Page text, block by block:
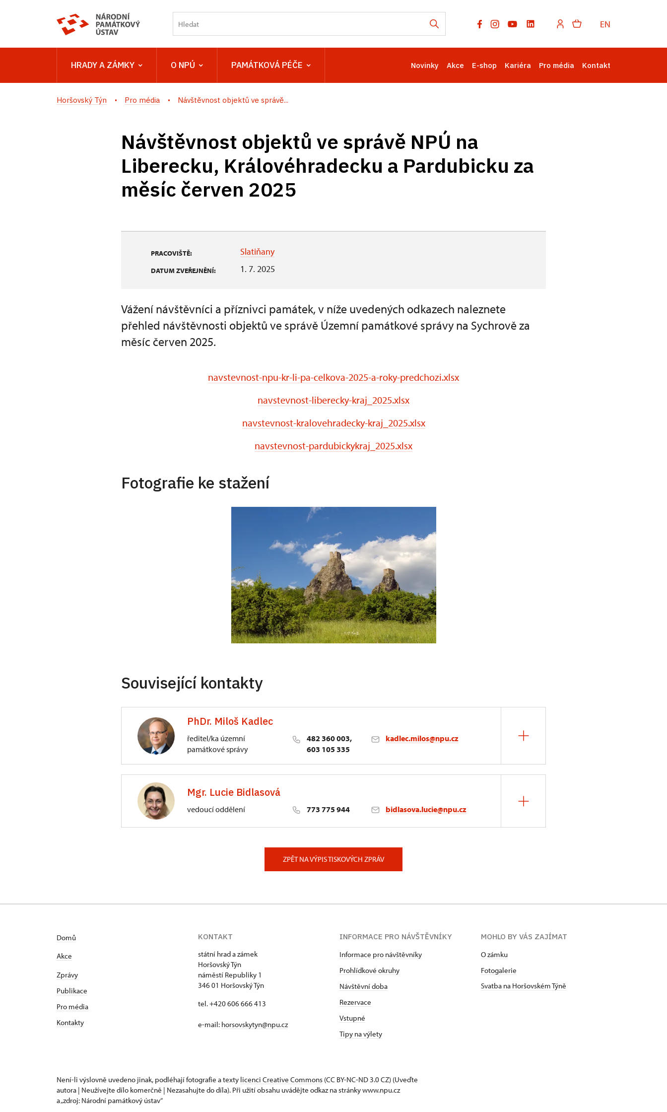
EN
HRADY A ZÁMKY O NPÚ PAMÁTKOVÁ PÉČE Novinky Akce E-shop Kariéra Pro média Kontakt
Horšovský Týn Pro média Návštěvnost objektů ve správě...
Návštěvnost objektů ve správě NPÚ na
Liberecku, Královéhradecku a Pardubicku za
měsíc červen 2025
PRACOVIŠTĚ: Slatiňany
DATUM ZVEŘEJNĚNÍ: 1. 7. 2025
Vážení návštěvníci a příznivci památek, v níže uvedených odkazech naleznete
přehled návštěvnosti objektů ve správě Územní památkové správy na Sychrově za
měsíc červen 2025.
navstevnost-npu-kr-li-pa-celkova-2025-a-roky-predchozi.xlsx
navstevnost-liberecky-kraj_2025.xlsx
navstevnost-kralovehradecky-kraj_2025.xlsx
navstevnost-pardubickykraj_2025.xlsx
Fotografie ke stažení
Související kontakty
PhDr. Miloš Kadlec
ředitel/ka územní
památkové správy
482 360 003,
603 105 335
kadlec.milos@npu.cz
3/, Sychrov 3Mgr. Lucie Bidlasová
vedoucí oddělení 773 775 944 bidlasova.lucie@npu.cz
ZPĚT NA VÝPIS TISKOVÝCH ZPRÁV
Domů
Akce
Zprávy
Publikace
Pro média
Kontakty
KONTAKT
státní hrad a zámek
Horšovský Týn
náměstí Republiky 1
346 01 Horšovský Týn
tel. +420 606 666 413
e-mail: horsovskytyn@npu.cz
INFORMACE PRO NÁVŠTĚVNÍKY
Informace pro návštěvníky
Prohlídkové okruhy
Návštěvní doba
Rezervace
Vstupné
Tipy na výlety
MOHLO BY VÁS ZAJÍMAT
O zámku
Fotogalerie
Svatba na Horšovském Týně
Není-li výslovně uvedeno jinak, podléhají fotografie a texty licenci Creative Commons (CC BY-NC-ND 3.0 CZ) (Uveďte
autora | Neužívejte dílo komerčně | Nezasahujte do díla). Při užití obsahu uvádějte odkaz na stránky www.npu.cz
a „zdroj: Národní památkový ústav“